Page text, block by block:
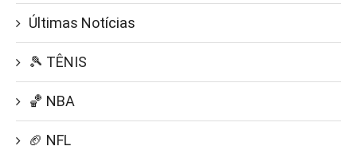
Últimas Notícias
🎾 TÊNIS
🏀 NBA
🏈 NFL